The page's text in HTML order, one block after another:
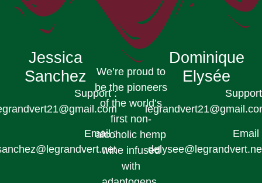
Jessica
Sanchez
Support :
Email :
We’re proud to
be the pioneers
of the world’s
first non-
alcoholic hemp
wine infused
with
Dominique
Elysée
Email